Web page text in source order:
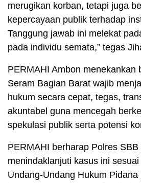
merugikan korban, tetapi juga
kepercayaan publik terhadap
Tanggung jawab ini melekat
pada individu semata,” tegas
PERMAHI Ambon menekankan
Seram Bagian Barat wajib
hukum secara cepat, tegas,
akuntabel guna mencegah
spekulasi publik serta potensi
PERMAHI berharap Polres SBB
menindaklanjuti kasus ini
Undang-Undang Hukum